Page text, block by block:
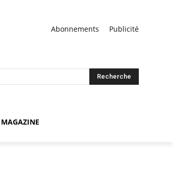
Abonnements Publicité
Recherche
MAGAZINE